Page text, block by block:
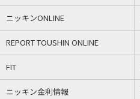
ニッキンONLINE
REPORT TOUSHIN ONLINE
FIT
ニッキン金利情報